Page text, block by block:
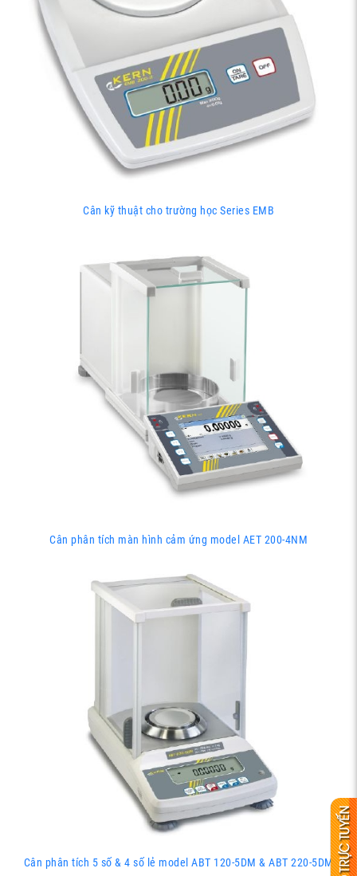
Cân kỹ thuật cho trường học Series EMB
Cân phân tích màn hình cảm ứng model AET 200-4NM
Cân phân tích 5 số & 4 số lẻ model ABT 120-5DM & ABT 220-5DM